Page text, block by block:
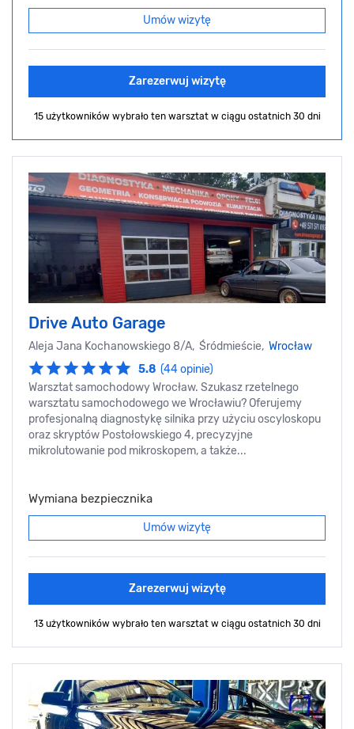
Umów wizytę
Zarezerwuj wizytę
15 użytkowników wybrało ten warsztat w ciągu ostatnich 30 dni
Drive Auto Garage
Aleja Jana Kochanowskiego 8/A, Śródmieście, Wrocław
5.8 (44 opinie)
Warsztat samochodowy Wrocław. Szukasz rzetelnego
warsztatu samochodowego we Wrocławiu? Oferujemy
profesjonalną diagnostykę silnika przy użyciu oscyloskopu
oraz skryptów Postołowskiego 4, precyzyjne
mikrolutowanie pod mikroskopem, a także...
Wymiana bezpiecznika
Umów wizytę
Zarezerwuj wizytę
13 użytkowników wybrało ten warsztat w ciągu ostatnich 30 dni